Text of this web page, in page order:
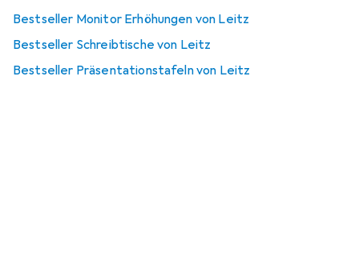
Bestseller Monitor Erhöhungen von Leitz
Bestseller Schreibtische von Leitz
Bestseller Präsentationstafeln von Leitz